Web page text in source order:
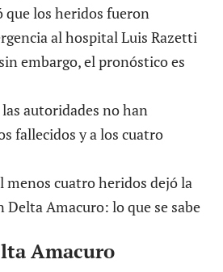
que los heridos fueron
al hospital Luis Razetti
embargo, el pronóstico es
autoridades no han
fallecidos y a los cuatro
Amacuro